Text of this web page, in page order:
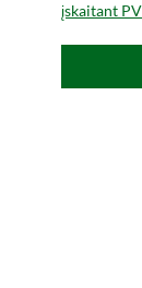
įskaitant